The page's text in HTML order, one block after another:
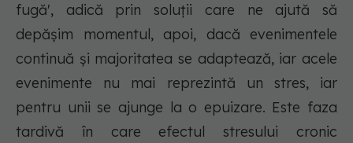
fugă', adică prin soluții care ne ajută să
depășim momentul, apoi, dacă evenimentele
continuă și majoritatea se adaptează, iar acele
evenimente nu mai reprezintă un stres, iar
pentru unii se ajunge la o epuizare. Este faza
tardivă în care efectul stresului cronic